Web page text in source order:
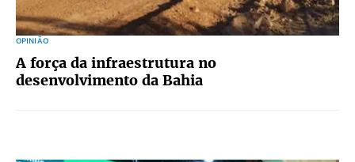
OPINIÃO
A força da infraestrutura no
desenvolvimento da Bahia